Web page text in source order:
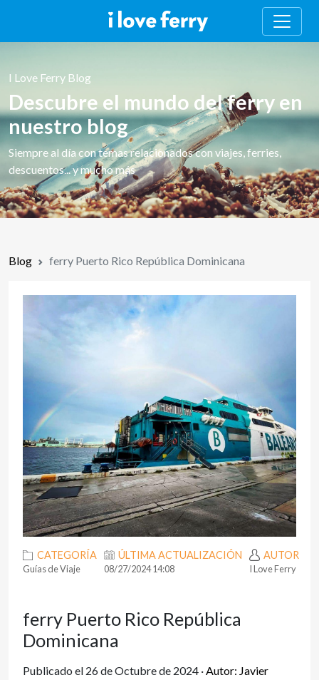
I Love Ferry Blog
Descubre el mundo del ferry en
nuestro blog
Siempre al día con temas relacionados con viajes, ferries,
descuentos... y mucho más
Blog ferry Puerto Rico República Dominicana
CATEGORÍA
Guías de Viaje
ÚLTIMA ACTUALIZACIÓN
08/27/2024 14:08
AUTOR
I Love Ferry
ferry Puerto Rico República
Dominicana
Publicado el 26 de Octubre de 2024 ·Autor: Javier